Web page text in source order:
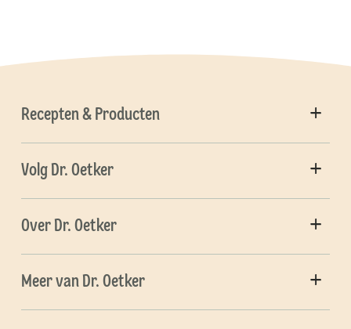
Recepten & Producten
Volg Dr. Oetker
Over Dr. Oetker
Meer van Dr. Oetker